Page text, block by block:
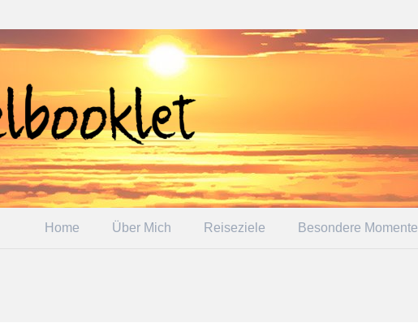
Home Über Mich Reiseziele Besondere Momente